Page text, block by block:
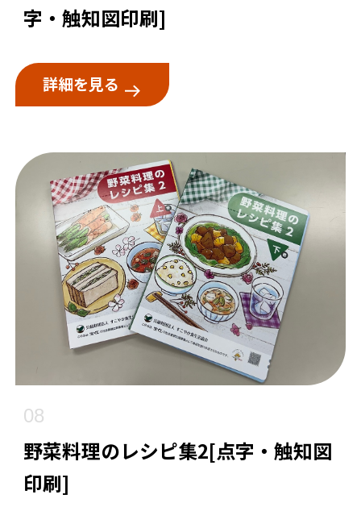
字・触知図印刷]
詳細を見る
08
野菜料理のレシピ集2[点字・触知図
印刷]